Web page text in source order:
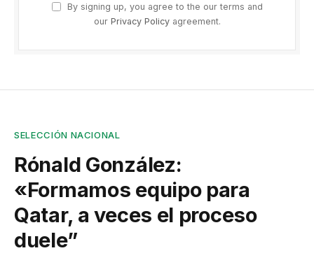
By signing up, you agree to the our terms and
our Privacy Policyagreement.
SELECCIÓN NACIONAL
Rónald González:
«Formamos equipo para
Qatar, a veces el proceso
duele”